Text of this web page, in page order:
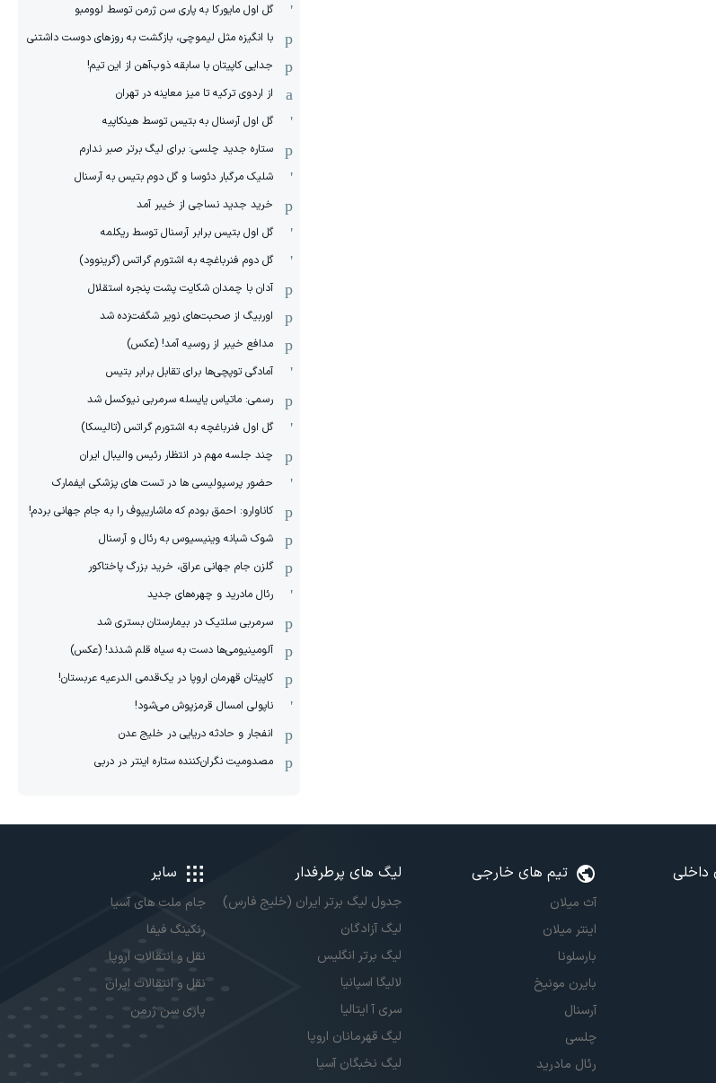
گل اول مایورکا به پاری سن ژرمن توسط لوومبو
با انگیزه مثل لیموچی، بازگشت به روزهای دوست داشتنی
جدایی کاپیتان با سابقه ذوب‌آهن از این تیم!
از اردوی ترکیه تا میز معاینه در تهران
گل اول آرسنال به بتیس توسط هینکاپیه
ستاره جدید چلسی: برای لیگ برتر صبر ندارم
شلیک مرگبار دئوسا و گل دوم بتیس به آرسنال
خرید جدید نساجی از خیبر آمد
گل اول بتیس برابر آرسنال توسط ریکلمه
گل دوم فنرباغچه به اشتورم گراتس (گرینوود)
آدان با چمدان شکایت پشت پنجره استقلال
اوربیگ از صحبت‌های نویر شگفت‌زده شد
مدافع خیبر از روسیه آمد! (عکس)
آمادگی توپچی‌ها برای تقابل برابر بتیس
رسمی: ماتیاس یایسله سرمربی نیوکسل شد
گل اول فنرباغچه به اشتورم گراتس (تالیسکا)
چند جلسه مهم در انتظار رئیس والیبال ایران
حضور پرسپولیسی ها در تست های پزشکی ایفمارک
کاناوارو: احمق بودم که ماشاریپوف را به جام جهانی بردم!
شوک شبانه وینیسیوس به رئال و آرسنال
گلزن جام جهانی عراق، خرید بزرگ پاختاکور
رئال مادرید و چهره‌های جدید
سرمربی سلتیک در بیمارستان بستری شد
آلومینیومی‌ها دست به سیاه قلم شدند! (عکس)
کاپیتان قهرمان اروپا در یک‌قدمی الدرعیه عربستان!
ناپولی امسال قرمزپوش می‌شود!
انفجار و حادثه دریایی در خلیج عدن
مصدومیت نگران‌کننده ستاره اینتر در دربی
داخلی تیم های خارجی
آث میلان
اینتر میلان
بارسلونا
بایرن مونیخ
آرسنال
چلسی
رئال مادرید
لیگ های پرطرفدار
جدول لیگ برتر ایران (خلیج فارس)
لیگ آزادگان
لیگ برتر انگلیس
لالیگا اسپانیا
سری آ ایتالیا
لیگ قهرمانان اروپا
لیگ نخبگان آسیا
سایر
جام ملت های آسیا
رنکینگ فیفا
نقل و انتقالات اروپا
نقل و انتقالات ایران
پاری سن ژرمن